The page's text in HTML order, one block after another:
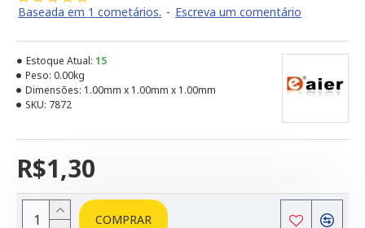
Baseada em 1 cometários. - Escreva um comentário
R$1,30
Estoque Atual: 15
Peso: 0.00kg
Dimensões: 1.00mm x 1.00mm x 1.00mm
SKU: 7872
COMPRAR